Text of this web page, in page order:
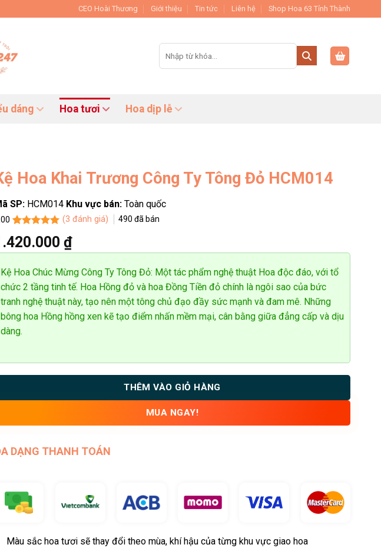
CEO Hoài Thương Giới thiệu Tin tức Liên hệ Shop Hoa 63 Tỉnh Thành
Tìm
kiếm:
dáng Hoa tươi Hoa dịp lễ
Hoa Khai Trương Công Ty Tông Đỏ HCM014
SP: HCM014 Khu vực bán: Toàn quốc
dựa trên
đánh giá
(3 đánh giá) 490 đã bán
₫
Kệ Hoa Chúc Mừng Công Ty Tông Đỏ: Một tác phẩm nghệ thuật Hoa độc đáo, với tổ
chức 2 tầng tinh tế. Hoa Hồng đỏ và hoa Đồng Tiền đỏ chính là ngôi sao của bức
tranh nghệ thuật này, tạo nên một tông chủ đạo đầy sức mạnh và đam mê. Những
bông hoa Hồng hồng xen kẽ tạo điểm nhấn mềm mại, cân bằng giữa đẳng cấp và dịu
dàng.
THÊM VÀO GIỎ HÀNG
MUA NGAY!
DẠNG THANH TOÁN
Màu sắc hoa tươi sẽ thay đổi theo mùa, khí hậu của từng khu vực giao hoa